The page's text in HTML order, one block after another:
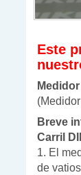
Este
Breve
Carril
1. El
de